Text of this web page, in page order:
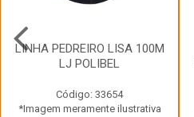
LINHA PEDREIRO LISA 100M
LJ POLIBEL
Código: 33654
*Imagem meramente ilustrativa